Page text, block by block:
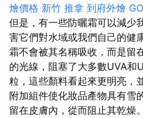
燴價格 新竹 推拿 到府外燴
但是，有一些防曬霜可以減少
害它們對水域或我們自己的健
霜不會被其名稱吸收，而是留
的光線，阻塞了大多數UVA和
粒，這些顏料看起來更明亮，
附加組件使化妝品產物具有雪
留在皮膚內，從而阻止其乾燥